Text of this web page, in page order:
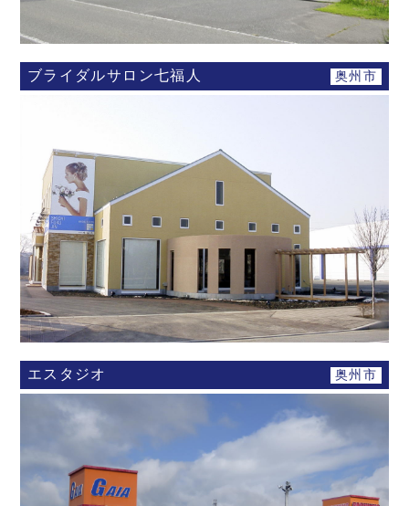
奥州市
ブライダルサロン七福人
奥州市
エスタジオ